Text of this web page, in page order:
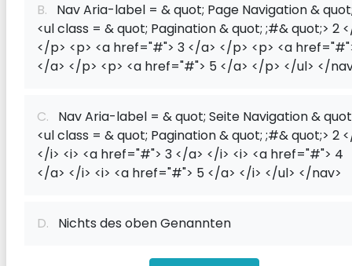
B. Nav Aria-label = & quot; Page Navigation &
<ul class = & quot; Pagination & quot; ;#& quot;> 2
</p> <p> <a href="#"> 3 </a> </p> <p> <a
</a> </p> <p> <a href="#"> 5 </a> </p> </ul> </
C. Nav Aria-label = & quot; Seite Navigation &
<ul class = & quot; Pagination & quot; ;#& quot;> 2
</i> <i> <a href="#"> 3 </a> </i> <i> <a href="#"> 4
</a> </i> <i> <a href="#"> 5 </a> </i> </ul> </nav>
D. Nichts des oben Genannten